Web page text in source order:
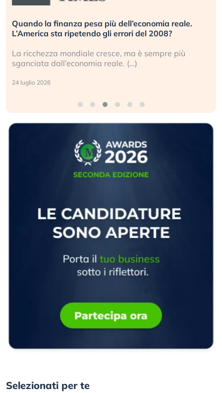
Quando la finanza pesa più dell’economia reale.
L’America sta ripetendo gli errori del 2008?
La ricchezza mondiale cresce, ma è sempre più
sganciata dall’economia reale. (…)
24 luglio 2026
Selezionati per te